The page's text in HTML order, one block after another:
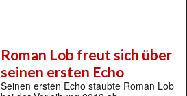
Roman Lob freut sich über
seinen ersten Echo
Seinen ersten Echo staubte Roman Lob